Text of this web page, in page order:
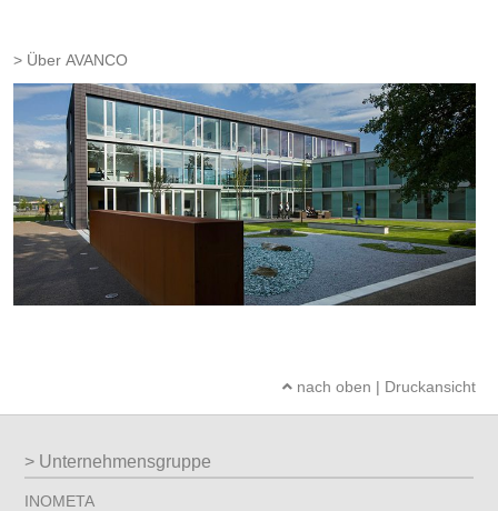
Über AVANCO
nach oben | Druckansicht
Unternehmensgruppe
INOMETA